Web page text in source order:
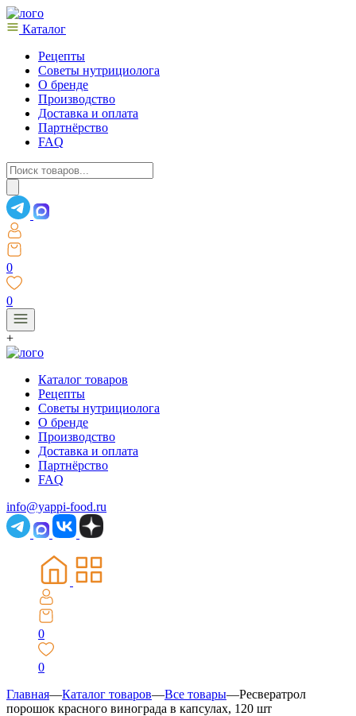
Каталог
Рецепты
Советы нутрициолога
О бренде
Производство
Доставка и оплата
Партнёрство
FAQ
Поиск
товаров
0
0
+
Каталог товаров
Рецепты
Советы нутрициолога
О бренде
Производство
Доставка и оплата
Партнёрство
FAQ
info@yappi-food.ru
0
0
Главная—Каталог товаров—Все товары—Ресвератрол
порошок красного винограда в капсулах, 120 шт